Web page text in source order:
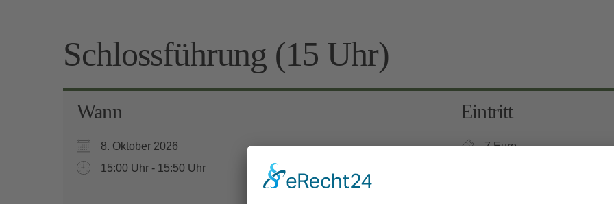
Schlossführung (15 Uhr)
Wann
8. Oktober 2026
15:00 Uhr - 15:50 Uhr
Eintritt
7 Euro
Kinder 6-12 Jahre: 3